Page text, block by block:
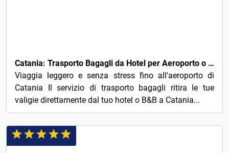
Catania: Trasporto Bagagli da Hotel per Aeroporto o stazione
Viaggia leggero e senza stress fino all'aeroporto di
Catania Il servizio di trasporto bagagli ritira le tue
valigie direttamente dal tuo hotel o B&B a Catania...